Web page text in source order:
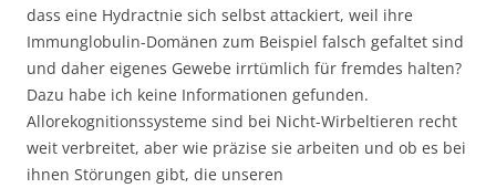
dass eine Hydractnie sich selbst attackiert, weil ihre
Immunglobulin-Domänen zum Beispiel falsch gefaltet sind
und daher eigenes Gewebe irrtümlich für fremdes halten?
Dazu habe ich keine Informationen gefunden.
Allorekognitionssysteme sind bei Nicht-Wirbeltieren recht
weit verbreitet, aber wie präzise sie arbeiten und ob es bei
ihnen Störungen gibt, die unseren